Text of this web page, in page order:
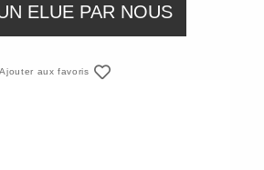
ELUE PAR NOUS
Ajouter aux favoris